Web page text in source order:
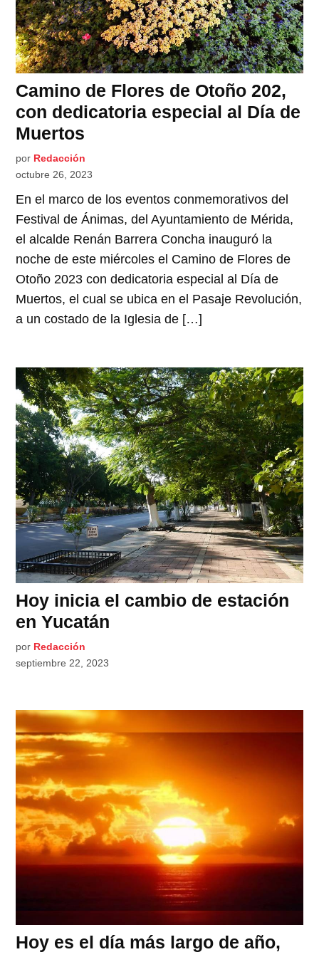
Camino de Flores de Otoño 202,
con dedicatoria especial al Día de
Muertos
por Redacción
octubre 26, 2023
En el marco de los eventos conmemorativos del
Festival de Ánimas, del Ayuntamiento de Mérida,
el alcalde Renán Barrera Concha inauguró la
noche de este miércoles el Camino de Flores de
Otoño 2023 con dedicatoria especial al Día de
Muertos, el cual se ubica en el Pasaje Revolución,
a un costado de la Iglesia de […]
Hoy inicia el cambio de estación
en Yucatán
por Redacción
septiembre 22, 2023
Hoy es el día más largo de año,